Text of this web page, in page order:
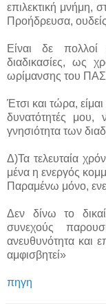
επιλεκτική μνήμη,
Προήδρευσα, ουδείς
Είναι δε πολλοί
διαδικασίες, ως
ωρίμανσης του
Έτσι και τώρα,
δυνατότητές μου,
γνησιότητα των
Δ)Τα τελευταία
μένα η ενεργός
Παραμένω μόνο,
Δεν δίνω το
συνεχούς
ανευθυνότητα και
αμφισβητεί»
πηγη